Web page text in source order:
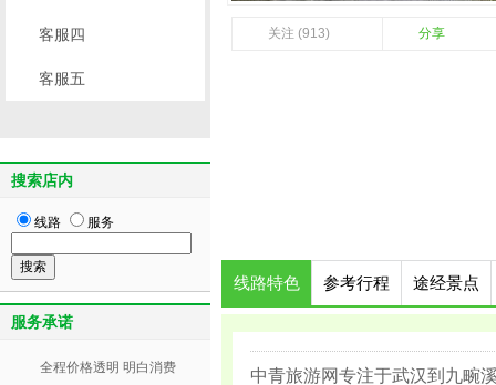
关注 (913) 分享
线路特色 参考行程 途经景点
中青旅游网专注于武汉到九畹
客服四
客服五
搜索店内
线路 服务
服务承诺
全程价格透明 明白消费